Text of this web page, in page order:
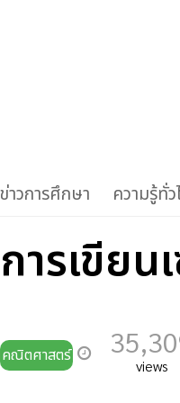
ข่าวการศึกษา ความรู้ทั่ว
การเขียน
คณิตศาสตร์ views